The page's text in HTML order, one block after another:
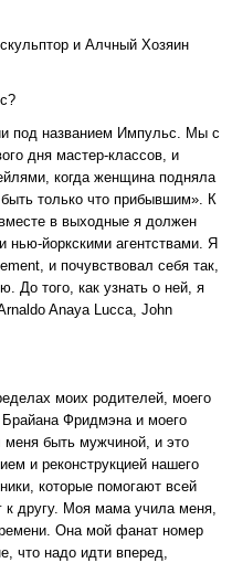
и Алчный Хозяин
под названием Импульс. Мы с
дня мастер-классов, и
когда женщина подняла
только что прибывшим». К
в выходные я должен
нью-йоркскими агентствами. Я
и почувствовал себя так,
До того, как узнать о ней, я
Anaya Lucca, John
моих родителей, моего
Брайана Фридмэна и моего
быть мужчиной, и это
и реконструкцией нашего
которые помогают всей
к другу. Моя мама учила меня,
Она мой фанат номер
что надо идти вперед,